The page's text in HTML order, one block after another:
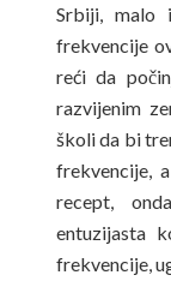
Srbiji, malo
frekvencije
reći da
razvijenim
školi da bi
frekvencije,
recept,
entuzijasta
frekvencije,